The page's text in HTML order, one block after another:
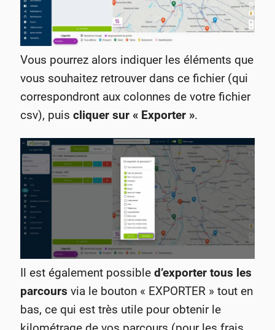
Vous pourrez alors indiquer les éléments que
vous souhaitez retrouver dans ce fichier (qui
correspondront aux colonnes de votre fichier
csv), puiscliquer sur « Exporter ».
Il est également possibled’exporter tous les
parcours via le bouton « EXPORTER » tout en
bas, ce qui est très utile pour obtenir le